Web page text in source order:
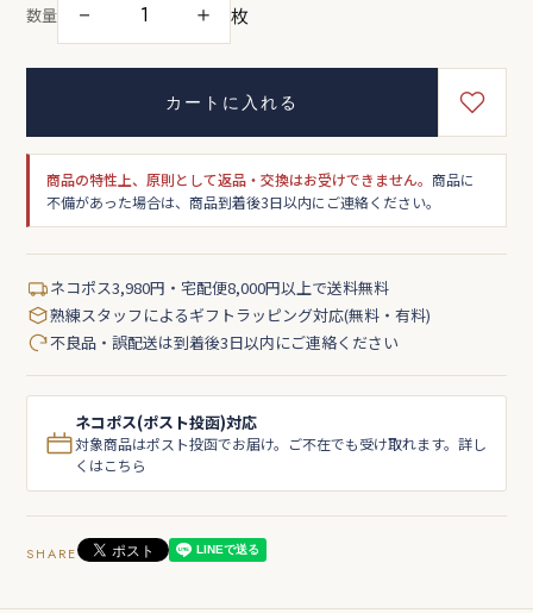
数量 － ＋ 枚
カートに入れる
商品の特性上、原則として返品・交換はお受けできません。商品に
不備があった場合は、商品到着後3日以内にご連絡ください。
ネコポス3,980円・宅配便8,000円以上で送料無料
熟練スタッフによるギフトラッピング対応(無料・有料)
不良品・誤配送は到着後3日以内にご連絡ください
ネコポス(ポスト投函)対応
対象商品はポスト投函でお届け。ご不在でも受け取れます。詳し
くはこちら
SHARE